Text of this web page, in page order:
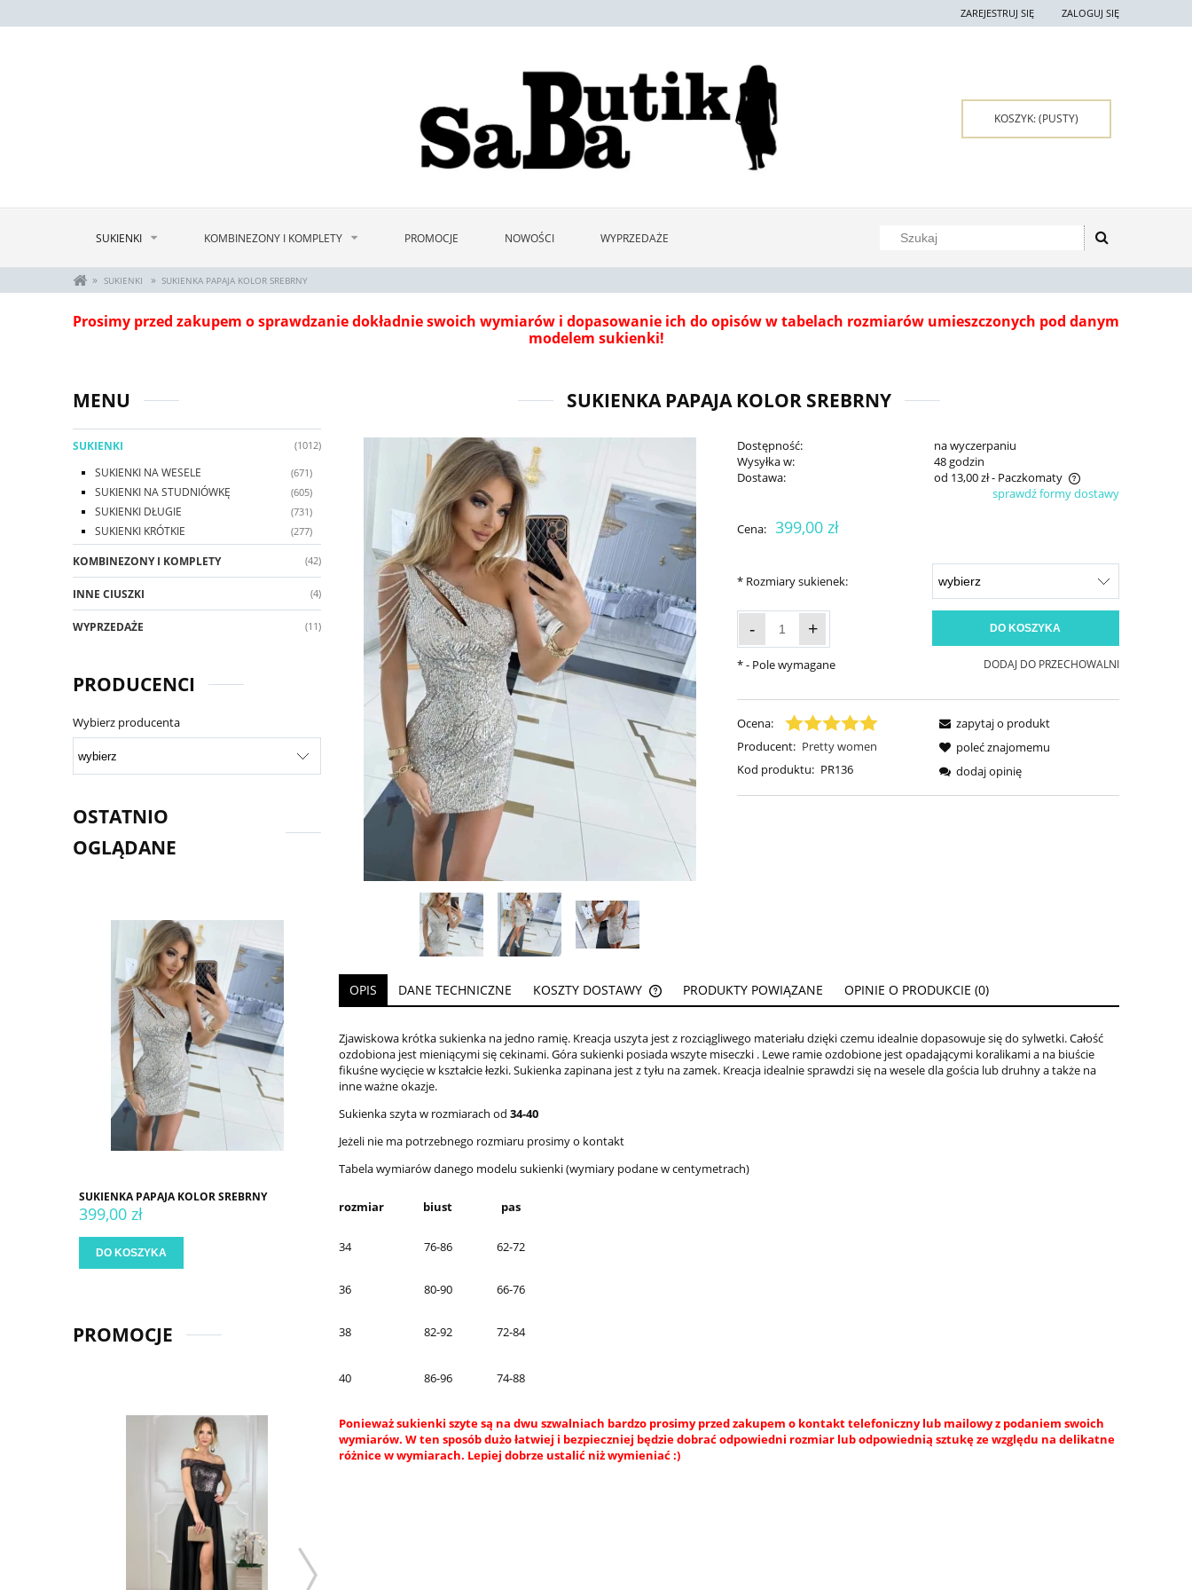
ZAREJESTRUJ SIĘ ZALOGUJ SIĘ
KOSZYK:(PUSTY)
SUKIENKI KOMBINEZONY I KOMPLETY PROMOCJE NOWOŚCI WYPRZEDAŻE
» SUKIENKI » SUKIENKA PAPAJA KOLOR SREBRNY
Prosimy przed zakupem o sprawdzanie dokładnie swoich wymiarów i dopasowanie ich do opisów w tabelach rozmiarów umieszczonych pod danym
modelem sukienki!
MENU
SUKIENKI (1012)
SUKIENKI NA WESELE (671)
SUKIENKI NA STUDNIÓWKĘ (605)
SUKIENKI DŁUGIE (731)
SUKIENKI KRÓTKIE (277)
KOMBINEZONY I KOMPLETY (42)
INNE CIUSZKI (4)
WYPRZEDAŻE (11)
PRODUCENCI
Wybierz producenta
OSTATNIO
OGLĄDANE
SUKIENKA PAPAJA KOLOR SREBRNY
399,00 zł
DO KOSZYKA
PROMOCJE
SUKIENKA PAPAJA KOLOR SREBRNY
Dostępność:
na wyczerpaniu
Wysyłka w:
48 godzin
Dostawa:
od 13,00 zł- Paczkomaty
sprawdź formy dostawy
Cena: 399,00 zł
* Rozmiary sukienek:
- + DO KOSZYKA
DODAJ DO PRZECHOWALNI
*- Pole wymagane
Ocena:
Producent: Pretty women
Kod produktu: PR136
zapytaj o produkt
poleć znajomemu
dodaj opinię
OPIS DANE TECHNICZNE KOSZTY DOSTAWY
CENA NIE ZAWIERA EWENTUALNYCH
KOSZTÓW PŁATNOŚCI
PRODUKTY POWIĄZANE OPINIE O PRODUKCIE (0)
Zjawiskowa krótka sukienka na jedno ramię. Kreacja uszyta jest z rozciągliwego materiału dzięki czemu idealnie dopasowuje się do sylwetki. Całość
ozdobiona jest mieniącymi się cekinami. Góra sukienki posiada wszyte miseczki . Lewe ramie ozdobione jest opadającymi koralikami a na biuście
fikuśne wycięcie w kształcie łezki. Sukienka zapinana jest z tyłu na zamek. Kreacja idealnie sprawdzi się na wesele dla gościa lub druhny a także na
inne ważne okazje.
Sukienka szyta w rozmiarach od 34-40
Jeżeli nie ma potrzebnego rozmiaru prosimy o kontakt
Tabela wymiarów danego modelu sukienki (wymiary podane w centymetrach)
rozmiar biust pas
34 76-86 62-72
36 80-90 66-76
38 82-92 72-84
40 86-96 74-88
Ponieważ sukienki szyte są na dwu szwalniach bardzo prosimy przed zakupem o kontakt telefoniczny lub mailowy z podaniem swoich
wymiarów. W ten sposób dużo łatwiej i bezpieczniej będzie dobrać odpowiedni rozmiar lub odpowiednią sztukę ze względu na delikatne
różnice w wymiarach. Lepiej dobrze ustalić niż wymieniać :)